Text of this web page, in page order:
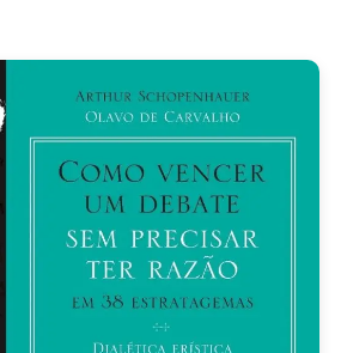
Falhas
E